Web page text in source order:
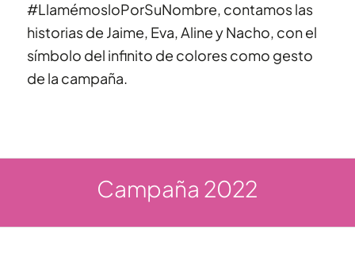
#LlamémosloPorSuNombre, contamos las
historias de Jaime, Eva, Aline y Nacho, con el
símbolo del infinito de colores como gesto
de la campaña.
Campaña 2022